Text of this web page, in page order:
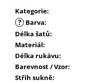
Kategorie:
? Barva:
Délka šatů:
Materiál:
Délka rukávu:
Barevnost / Vzor:
Střih sukně: